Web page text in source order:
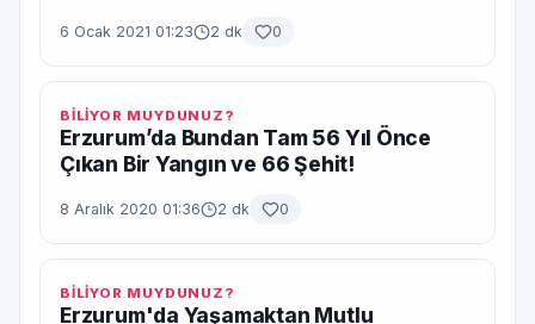
6 Ocak 2021 01:23 2 dk 0
BİLİYOR MUYDUNUZ?
Erzurum’da Bundan Tam 56 Yıl Önce
Çıkan Bir Yangın ve 66 Şehit!
8 Aralık 2020 01:36 2 dk 0
BİLİYOR MUYDUNUZ?
Erzurum'da Yaşamaktan Mutlu